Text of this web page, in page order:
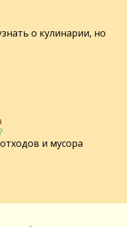
о кулинарии, но
и мусора